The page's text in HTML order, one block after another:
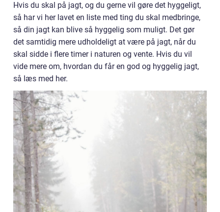
Hvis du skal på jagt, og du gerne vil gøre det hyggeligt,
så har vi her lavet en liste med ting du skal medbringe,
så din jagt kan blive så hyggelig som muligt. Det gør
det samtidig mere udholdeligt at være på jagt, når du
skal sidde i flere timer i naturen og vente. Hvis du vil
vide mere om, hvordan du får en god og hyggelig jagt,
så læs med her.